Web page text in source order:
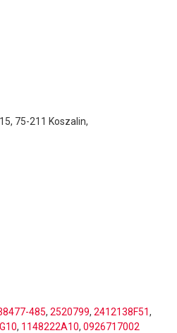
75-211 Koszalin,
485, 2520799, 2412138F51,
, 1148222A10, 0926717002